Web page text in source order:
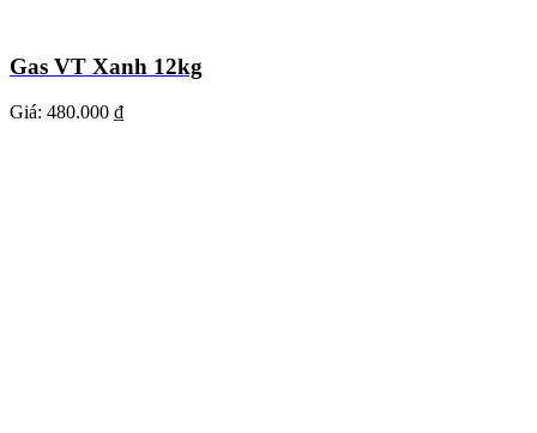
Gas VT Xanh 12kg
Giá: 480.000 ₫